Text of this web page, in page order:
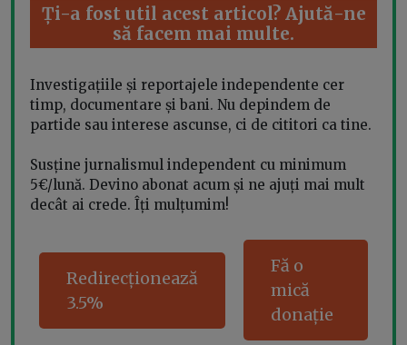
Ți-a fost util acest articol? Ajută-ne
să facem mai multe.
Investigațiile și reportajele independente cer
timp, documentare și bani. Nu depindem de
partide sau interese ascunse, ci de cititori ca tine.
Susține jurnalismul independent cu minimum
5€/lună. Devino abonat acum și ne ajuți mai mult
decât ai crede. Îți mulțumim!
Redirecționează
3.5%
Fă o
mică
donație